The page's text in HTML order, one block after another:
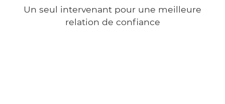
Un seul intervenant pour une meilleure
relation de confiance